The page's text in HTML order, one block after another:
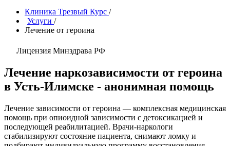
Клиника Трезвый Курс /
Услуги /
Лечение от героина
Лицензия Минздрава РФ
Лечение наркозависимости от героина
в Усть-Илимске - анонимная помощь
Лечение зависимости от героина — комплексная медицинская
помощь при опиоидной зависимости с детоксикацией и
последующей реабилитацией. Врачи-наркологи
стабилизируют состояние пациента, снимают ломку и